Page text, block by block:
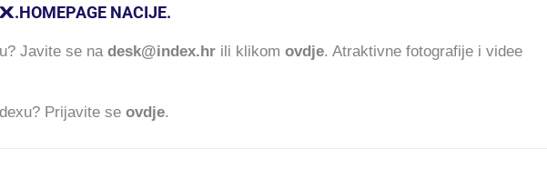
.HOMEPAGE NACIJE.
Javite se na desk@index.hr ili klikom ovdje. Atraktivne fotografije i videe
Prijavite se ovdje.